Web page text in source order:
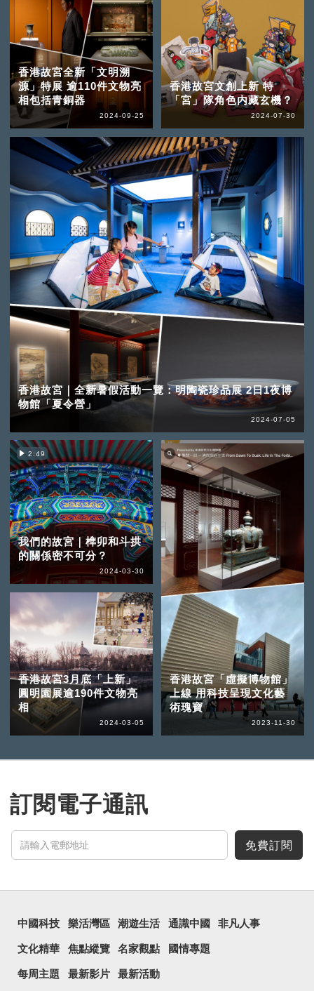
香港故宮全新「文明溯
源」特展 逾110件文物亮
相包括青銅器
2024-09-25
香港故宮文創上新 特
「宮」隊角色内藏玄機？
2024-07-30
香港故宮｜全新暑假活動一覽：明陶瓷珍品展 2日1夜博
物館「夏令營」
2024-07-05
2:49
我們的故宮｜榫卯和斗拱
的關係密不可分？
2024-03-30
香港故宮3月底「上新」
圓明園展逾190件文物亮
相
2024-03-05
香港故宮「虛擬博物館」
上線 用科技呈現文化藝
術瑰寶
2023-11-30
訂閱電子通訊
免費訂閱
中國科技 樂活灣區 潮遊生活 通識中國 非凡人事
文化精華 焦點縱覽 名家觀點 國情專題
每周主題 最新影片 最新活動